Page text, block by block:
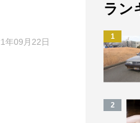
年09月22日
ラン
1
2